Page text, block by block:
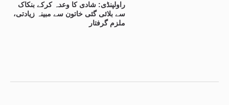
راولپنڈی: شادی کا وعدہ کرکے بنکاک
سے بلائی گئی خاتون سے مبینہ زیادتی،
ملزم گرفتار